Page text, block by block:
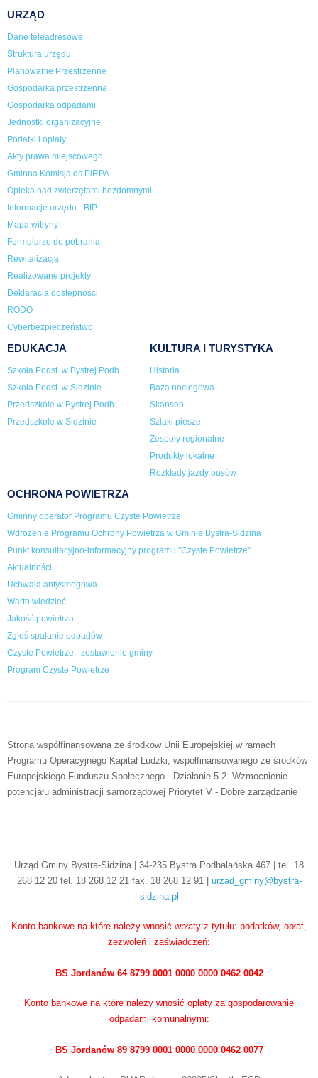
URZĄD
Dane teleadresowe
Struktura urzędu
Planowanie Przestrzenne
Gospodarka przestrzenna
Gospodarka odpadami
Jednostki organizacyjne
Podatki i opłaty
Akty prawa miejscowego
Gminna Komisja ds.PiRPA
Opieka nad zwierzętami bezdomnymi
Informacje urzędu - BIP
Mapa witryny
Formularze do pobrania
Rewitalizacja
Realizowane projekty
Deklaracja dostępności
RODO
Cyberbezpieczeństwo
EDUKACJA
Szkoła Podst. w Bystrej Podh.
Szkoła Podst. w Sidzinie
Przedszkole w Bystrej Podh.
Przedszkole w Sidzinie
KULTURA I TURYSTYKA
Historia
Baza noclegowa
Skansen
Szlaki piesze
Zespoły regionalne
Produkty lokalne
Rozkłady jazdy busów
OCHRONA POWIETRZA
Gminny operator Programu Czyste Powietrze
Wdrożenie Programu Ochrony Powietrza w Gminie Bystra-Sidzina
Punkt konsultacyjno-informacyjny programu "Czyste Powietrze”
Aktualności
Uchwała antysmogowa
Warto wiedzieć
Jakość powietrza
Zgłoś spalanie odpadów
Czyste Powietrze - zestawienie gminy
Program Czyste Powietrze
Strona współfinansowana ze środków Unii Europejskiej w ramach
Programu Operacyjnego Kapitał Ludzki, współfinansowanego ze środków
Europejskiego Funduszu Społecznego - Działanie 5.2. Wzmocnienie
potencjału administracji samorządowej Priorytet V - Dobre zarządzanie
Urząd Gminy Bystra-Sidzina | 34-235 Bystra Podhalańska 467 | tel. 18
268 12 20 tel. 18 268 12 21 fax. 18 268 12 91 | urzad_gminy@bystra-
sidzina.pl
Konto bankowe na które należy wnosić wpłaty z tytułu: podatków, opłat,
zezwoleń i zaświadczeń:
BS Jordanów 64 8799 0001 0000 0000 0462 0042
Konto bankowe na które należy wnosić opłaty za gospodarowanie
odpadami komunalnymi:
BS Jordanów 89 8799 0001 0000 0000 0462 0077